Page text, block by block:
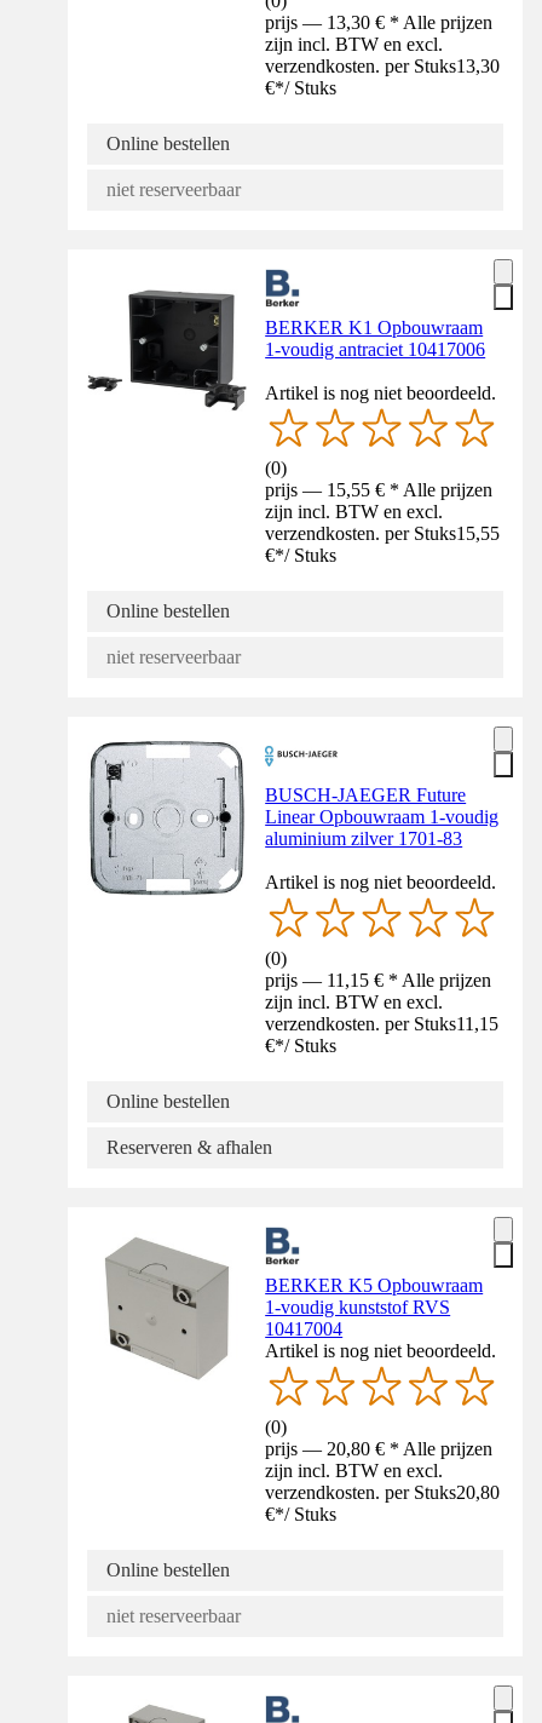
prijs — 13,30 € * Alle prijzen
zijn incl. BTW en excl.
verzendkosten. per Stuks13,30
€*/ Stuks
Online bestellen
niet reserveerbaar
BERKER K1 Opbouwraam
1-voudig antraciet 10417006
Artikel is nog niet beoordeeld.
(0)
prijs — 15,55 € * Alle prijzen
zijn incl. BTW en excl.
verzendkosten. per Stuks15,55
€*/ Stuks
Online bestellen
niet reserveerbaar
BUSCH-JAEGER Future
Linear Opbouwraam 1-voudig
aluminium zilver 1701-83
Artikel is nog niet beoordeeld.
(0)
prijs — 11,15 € * Alle prijzen
zijn incl. BTW en excl.
verzendkosten. per Stuks11,15
€*/ Stuks
Online bestellen
Reserveren & afhalen
BERKER K5 Opbouwraam
1-voudig kunststof RVS
10417004
Artikel is nog niet beoordeeld.
(0)
prijs — 20,80 € * Alle prijzen
zijn incl. BTW en excl.
verzendkosten. per Stuks20,80
€*/ Stuks
Online bestellen
niet reserveerbaar